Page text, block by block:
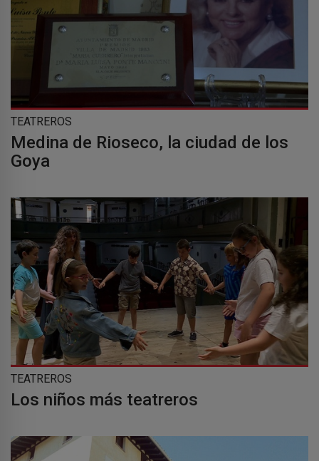
TEATREROS
Medina de Rioseco, la ciudad de los
Goya
TEATREROS
Los niños más teatreros